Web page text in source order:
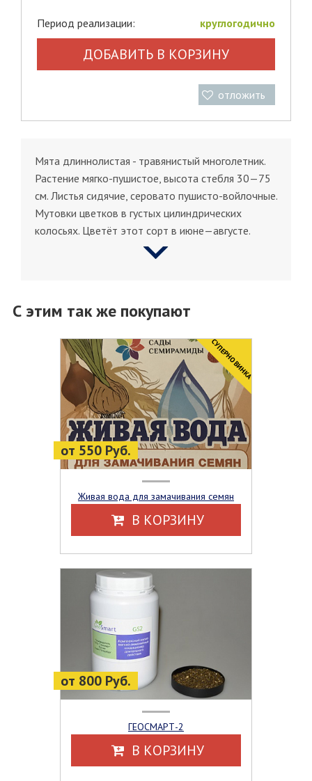
Период реализации: круглогодично
ДОБАВИТЬ В КОРЗИНУ
отложить
Мята длиннолистая - травянистый многолетник.
Растение мягко-пушистое, высота стебля 30—75
см. Листья сидячие, серовато пушисто-войлочные.
Мутовки цветков в густых цилиндрических
колосьях. Цветёт этот сорт в июне—августе.
С этим так же покупают
от 550 Руб.
CУПЕРНОВИНКА
Живая вода для замачивания семян
В КОРЗИНУ
от 800 Руб.
ГЕОСМАРТ-2
В КОРЗИНУ